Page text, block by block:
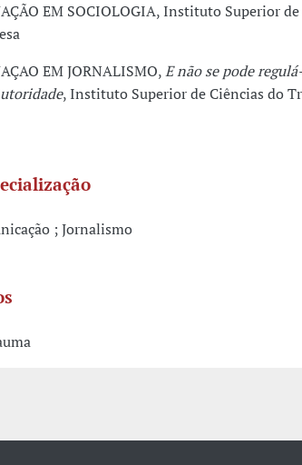
EM SOCIOLOGIA, Instituto Superior
EM JORNALISMO,E não se pode
, Instituto Superior de Ciências do
; Jornalismo